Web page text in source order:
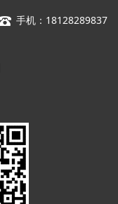
手机：18128289837